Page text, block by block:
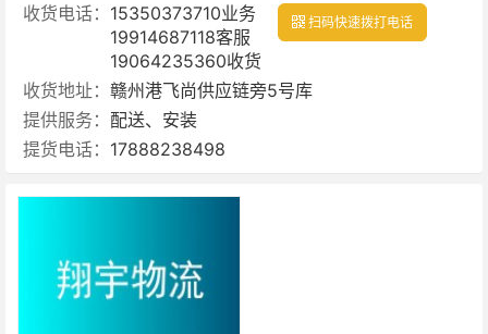
收货电话： 15350373710业务
19914687118客服
19064235360收货
扫码快速拨打电话
收货地址： 赣州港飞尚供应链旁5号库
提供服务： 配送、安装
提货电话： 17888238498